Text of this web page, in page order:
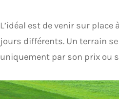
L’idéal est de venir sur
jours différents. Un terrain
uniquement par son prix ou